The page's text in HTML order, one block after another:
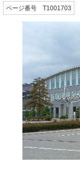
ページ番号 T1001703